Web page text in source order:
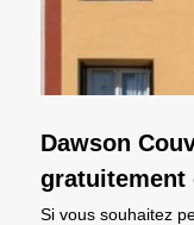
Dawson
gratuitement
Si vous souhaitez